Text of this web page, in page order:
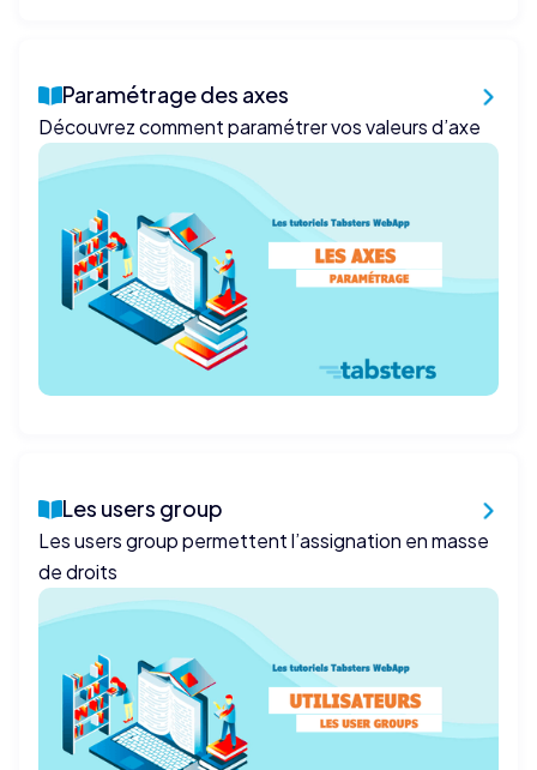
Paramétrage des axes
Découvrez comment paramétrer vos valeurs d’axe
Les users group
Les users group permettent l’assignation en masse
de droits